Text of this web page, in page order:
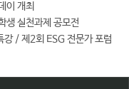
이 개최
생 실천과제 공모전
강 / 제2회 ESG 전문가 포럼